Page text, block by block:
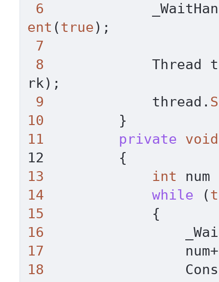
6
ent (true);
7
8 Thread
rk);
9 thread.
10
11
private void
12
13
int
14
while (
15
16
17
18